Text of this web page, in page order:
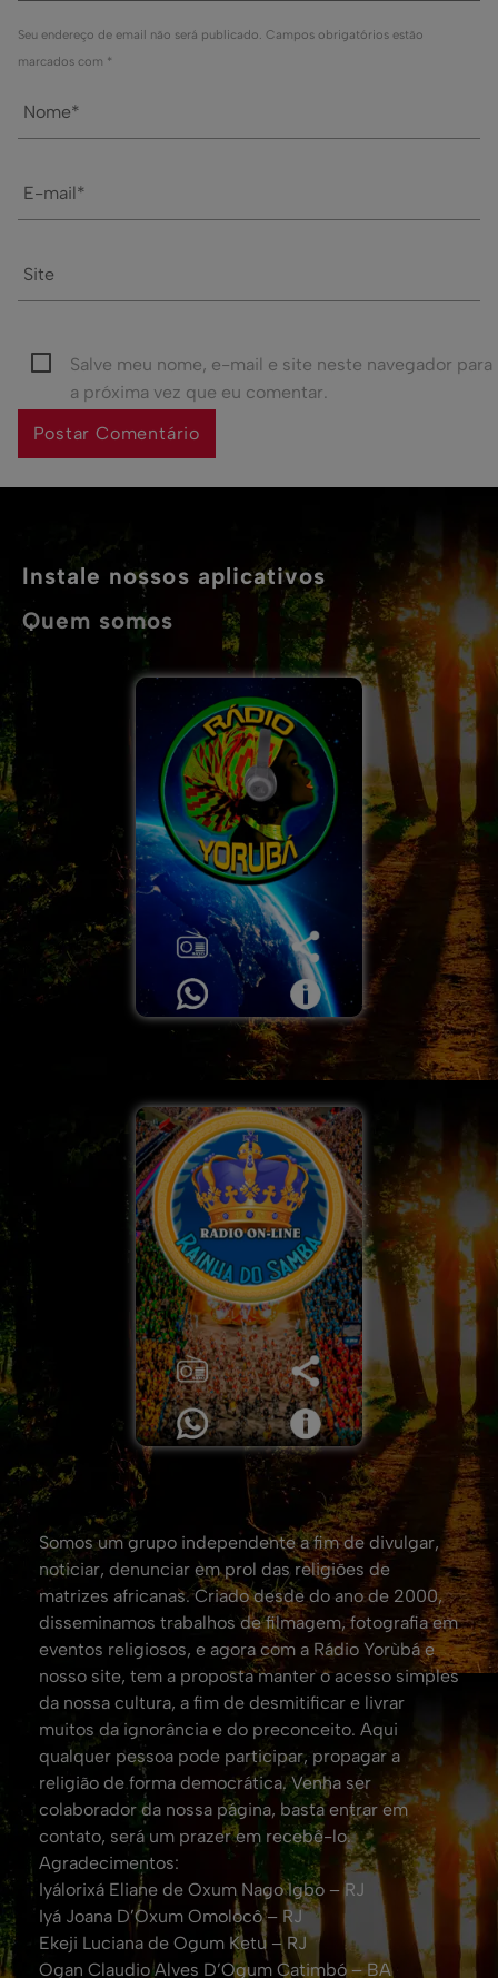
Seu endereço de email não será publicado. Campos obrigatórios estão
marcados com *
Salve meu nome, e-mail e site neste navegador para
a próxima vez que eu comentar.
Instale nossos aplicativos
Quem somos
Somos um grupo independente a fim de divulgar,
noticiar, denunciar em prol das religiões de
matrizes africanas. Criado desde do ano de 2000,
disseminamos trabalhos de filmagem, fotografia em
eventos religiosos, e agora com a Rádio Yorùbá e
nosso site, tem a proposta manter o acesso simples
da nossa cultura, a fim de desmitificar e livrar
muitos da ignorância e do preconceito. Aqui
qualquer pessoa pode participar, propagar a
religião de forma democrática. Venha ser
colaborador da nossa página, basta entrar em
contato, será um prazer em recebê-lo.
Agradecimentos:
Iyálorixá Eliane de Oxum Nago Igbo – RJ
Iyá Joana D’Oxum Omolocô – RJ
Ekeji Luciana de Ogum Ketu – RJ
Ogan Claudio Alves D’Ogum Catimbó – BA